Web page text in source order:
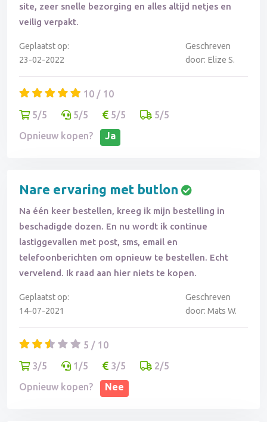
site, zeer snelle bezorging en alles altijd netjes en
veilig verpakt.
Geplaatst op:
23-02-2022
Geschreven
door: Elize S.
10 / 10
5/5
5/5 5/5
5/5
Opnieuw kopen?
Ja
Nare ervaring met butlon
Na één keer bestellen, kreeg ik mijn bestelling in
beschadigde dozen. En nu wordt ik continue
lastiggevallen met post, sms, email en
telefoonberichten om opnieuw te bestellen. Echt
vervelend. Ik raad aan hier niets te kopen.
Geplaatst op:
14-07-2021
Geschreven
door: Mats W.
5 / 10
3/5
1/5 3/5
2/5
Opnieuw kopen?
Nee